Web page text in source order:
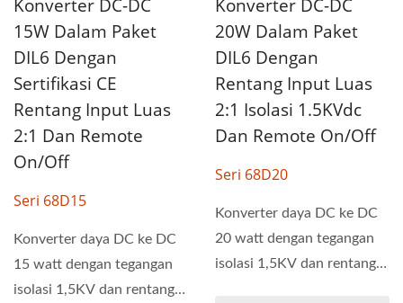
Konverter DC-DC
15W Dalam Paket
DIL6 Dengan
Sertifikasi CE
Rentang Input Luas
2:1 Dan Remote
On/Off
Seri 68D15
Konverter daya DC ke DC
15 watt dengan tegangan
isolasi 1,5KV dan rentang
Konverter DC-DC
20W Dalam Paket
DIL6 Dengan
Rentang Input Luas
2:1 Isolasi 1.5KVdc
Dan Remote On/Off
Seri 68D20
Konverter daya DC ke DC
20 watt dengan tegangan
isolasi 1,5KV dan rentang